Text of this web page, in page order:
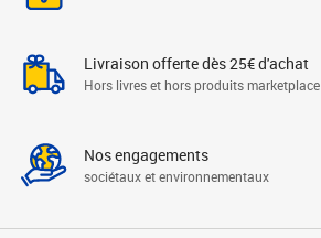
Livraison offerte dès 25€ d'achat
Hors livres et hors produits marketplace
Nos engagements
sociétaux et environnementaux